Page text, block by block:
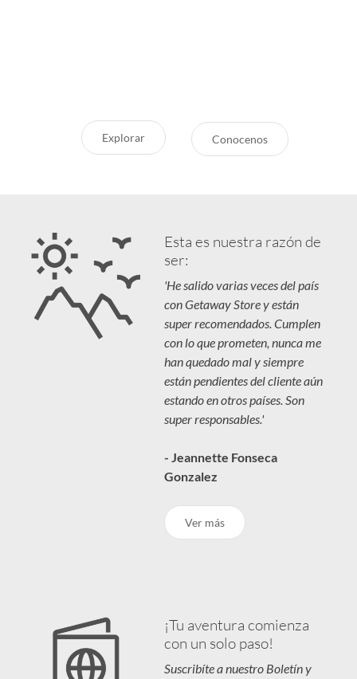
Explorar Conocenos
Esta es nuestra razón de
ser:
'He salido varias veces del país
con Getaway Store y están
super recomendados. Cumplen
con lo que prometen, nunca me
han quedado mal y siempre
están pendientes del cliente aún
estando en otros países. Son
super responsables.'
- Jeannette Fonseca
Gonzalez
Ver más
¡Tu aventura comienza
con un solo paso!
Suscribíte a nuestro Boletín y